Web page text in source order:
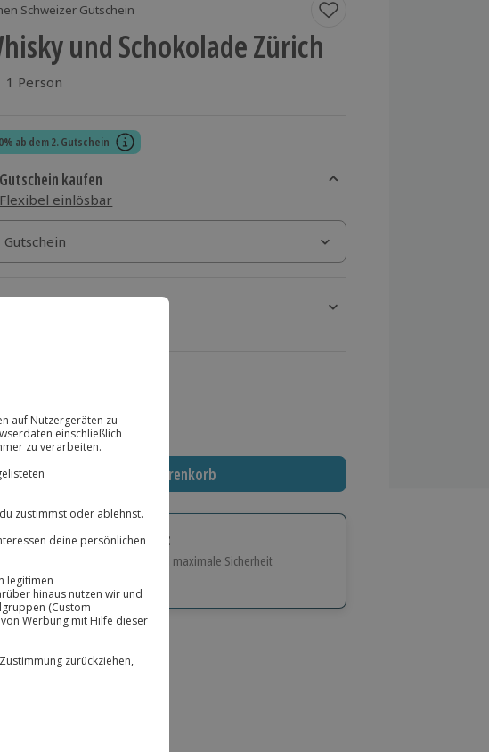
Schweizer Gutschein
und Schokolade Zürich
1 Person
ab dem 2. Gutschein
Gutschein kaufen
Flexibel einlösbar
Gutschein
Gutschein
€
Versand(inkl. MwSt.)
In den Warenkorb
das richtige Geschenk:
Große Auswahl, volle Flexibilität und maximale Sicherheit
Große Auswahl
Über 9.000 Erlebnisse.
Jeder Gutschein für alle Erlebnisse einlösbar.